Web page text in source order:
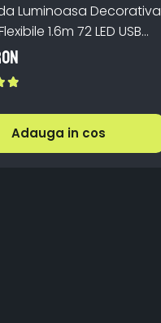
Luminoasa Decorativa
1.6m 72 LED USB
Adauga in cos